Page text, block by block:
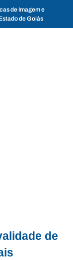
de Imagem e
de Goiás
de